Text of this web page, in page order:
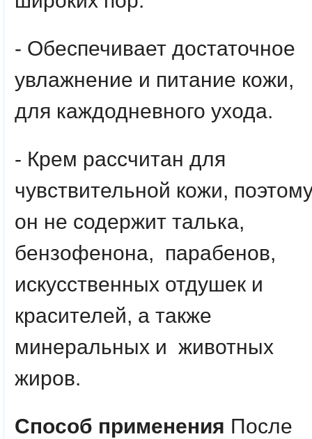
- Обеспечивает достаточное
увлажнение и питание кожи,
для каждодневного ухода.
- Крем рассчитан для
чувствительной кожи,
он не содержит талька,
бензофенона, парабенов,
искусственных отдушек и
красителей, а также
минеральных и животных
жиров.
Способ применения После